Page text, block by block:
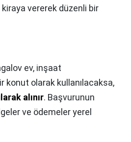
vererek düzenli bir
ev, inşaat
konut olarak kullanılacaksa,
alınır. Başvurunun
ve ödemeler yerel